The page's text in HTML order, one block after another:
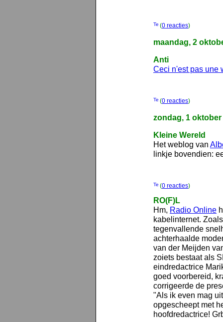
(0 reacties)
maandag, 2
Anti
Ceci n'est pas une
(0 reacties)
zondag, 1 oktober
Kleine Wereld
Het weblog van
linkje bovendien:
(0 reacties)
RO(F)L
Hm, Radio Online
kabelinternet.
tegenvallende
achterhaalde
van der Meijden
zoiets bestaat als
eindredactrice
goed voorbereid,
corrigeerde de
"Als ik even mag
opgescheept met
hoofdredactrice!